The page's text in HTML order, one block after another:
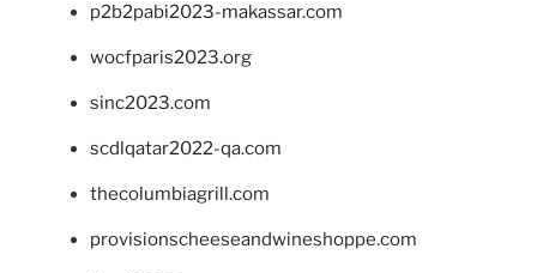
p2b2pabi2023-makassar.com
wocfparis2023.org
sinc2023.com
scdlqatar2022-qa.com
thecolumbiagrill.com
provisionscheeseandwineshoppe.com